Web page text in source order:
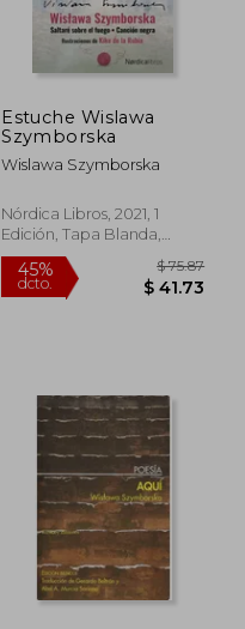
Estuche Wislawa
Szymborska
Wislawa Szymborska
Nórdica Libros, 2021, 1
Edición, Tapa Blanda,
Nuevo